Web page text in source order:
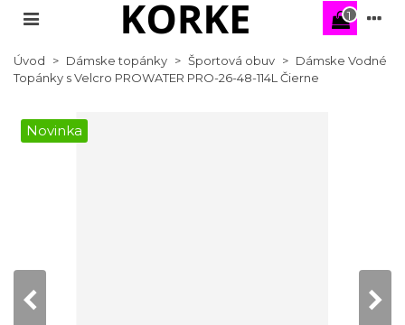
1
Úvod > Dámske topánky > Športová obuv > Dámske Vodné
Topánky s Velcro PROWATER PRO-26-48-114L Čierne
Novinka